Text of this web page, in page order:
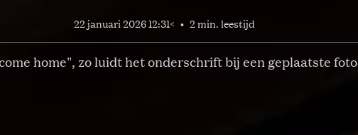
22 januari 2026 12:31< • 2 min. leestijd
home", zo luidt het onderschrift bij een geplaatste foto